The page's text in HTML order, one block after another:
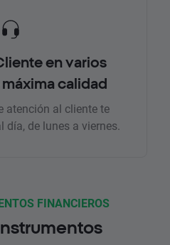
en varios
calidad
atención al cliente te
día, de lunes a viernes.
FINANCIEROS